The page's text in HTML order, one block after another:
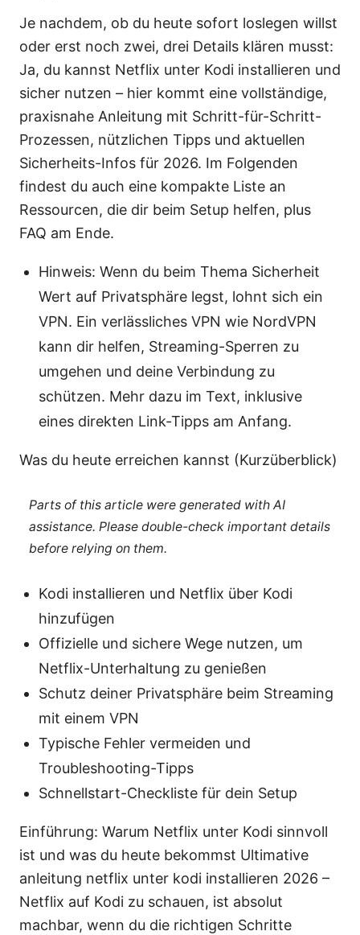
Je nachdem, ob du heute sofort loslegen willst
oder erst noch zwei, drei Details klären musst:
Ja, du kannst Netflix unter Kodi installieren und
sicher nutzen – hier kommt eine vollständige,
praxisnahe Anleitung mit Schritt-für-Schritt-
Prozessen, nützlichen Tipps und aktuellen
Sicherheits-Infos für 2026. Im Folgenden
findest du auch eine kompakte Liste an
Ressourcen, die dir beim Setup helfen, plus
FAQ am Ende.
Hinweis: Wenn du beim Thema Sicherheit
Wert auf Privatsphäre legst, lohnt sich ein
VPN. Ein verlässliches VPN wie NordVPN
kann dir helfen, Streaming-Sperren zu
umgehen und deine Verbindung zu
schützen. Mehr dazu im Text, inklusive
eines direkten Link-Tipps am Anfang.
Was du heute erreichen kannst (Kurzüberblick)
Parts of this article were generated with AI
assistance. Please double-check important details
before relying on them.
Kodi installieren und Netflix über Kodi
hinzufügen
Offizielle und sichere Wege nutzen, um
Netflix-Unterhaltung zu genießen
Schutz deiner Privatsphäre beim Streaming
mit einem VPN
Typische Fehler vermeiden und
Troubleshooting-Tipps
Schnellstart-Checkliste für dein Setup
Einführung: Warum Netflix unter Kodi sinnvoll
ist und was du heute bekommst Ultimative
anleitung netflix unter kodi installieren 2026 –
Netflix auf Kodi zu schauen, ist absolut
machbar, wenn du die richtigen Schritte